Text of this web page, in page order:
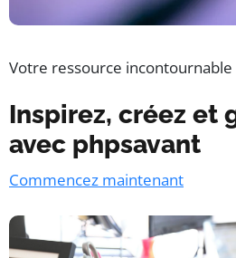
Votre ressource
Inspirez, créez et
avec phpsavant
Commencez maintenant